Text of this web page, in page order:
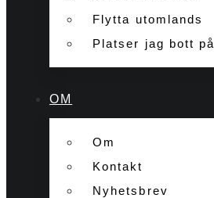
Flytta utomlands
Platser jag bott på
OM
Om
Kontakt
Nyhetsbrev